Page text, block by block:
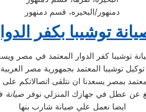
دمنهور/البحيره، قسم دمنهور
توشيبا بكفر
توشيبا كفر الدوار المعتمد في مصر
توكيل توشيبا المعتمد بجمهورية مصر العربية
بمصر يسعدنا ان نتلقى اتصالاتكم
عن عطل في جهازك المنزلي نوفر صيانة
ايضا نعمل علي صيانة شارب بنها